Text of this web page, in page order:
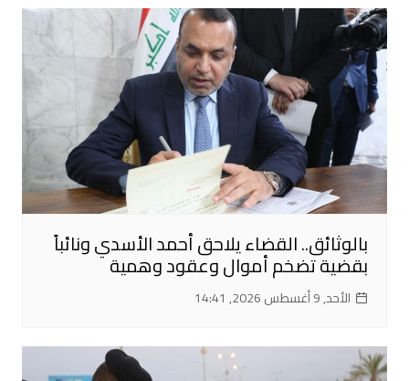
بالوثائق.. القضاء يلاحق أحمد الأسدي ونائباً
بقضية تضخم أموال وعقود وهمية
الأحد, 9 أغسطس 2026, 14:41